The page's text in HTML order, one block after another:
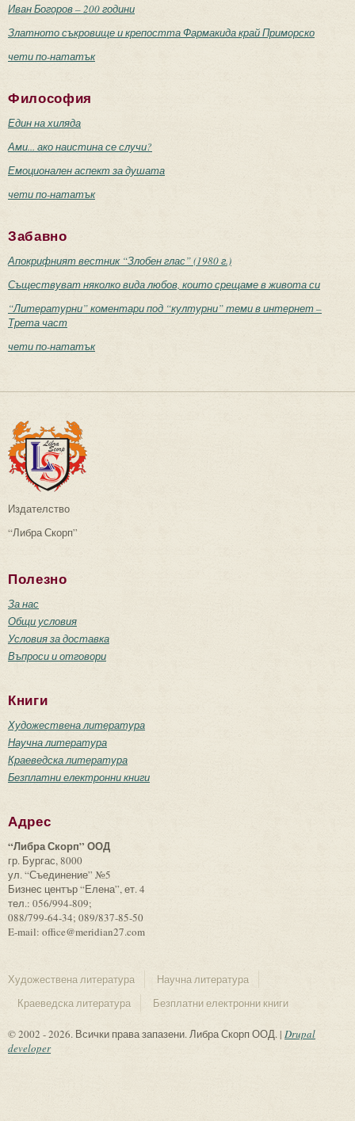
Иван Богоров – 200 години
Златното съкровище и крепостта Фармакида край Приморско
чети по-нататък
Философия
Един на хиляда
Ами... ако наистина се случи?
Емоционален аспект за душата
чети по-нататък
Забавно
Апокрифният вестник “Злобен глас” (1980 г.)
Съществуват няколко вида любов, които срещаме в живота си
“Литературни” коментари под “културни” теми в интернет –
Трета част
чети по-нататък
Издателство
“Либра Скорп”
Полезно
За нас
Общи условия
Условия за доставка
Въпроси и отговори
Книги
Художествена литература
Научна литература
Краеведска литература
Безплатни електронни книги
Адрес
“Либра Скорп” ООД
гр. Бургас, 8000
ул. “Съединение” №5
Бизнес център “Елена”, ет. 4
тел.: 056/994-809;
088/799-64-34; 089/837-85-50
E-mail: office@meridian27.com
Художествена литература
Научна литература
Краеведска литература
Безплатни електронни книги
© 2002 - 2026. Всички права запазени. Либра Скорп ООД. | Drupal
developer